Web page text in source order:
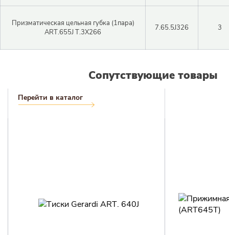
Призматическая цельная губка (1пара)
ART.655J T.3X266
7.65.5J326 3
Перейти в каталог
Сопутствующие товары
Регистрация
Пароль
Забыли пароль?